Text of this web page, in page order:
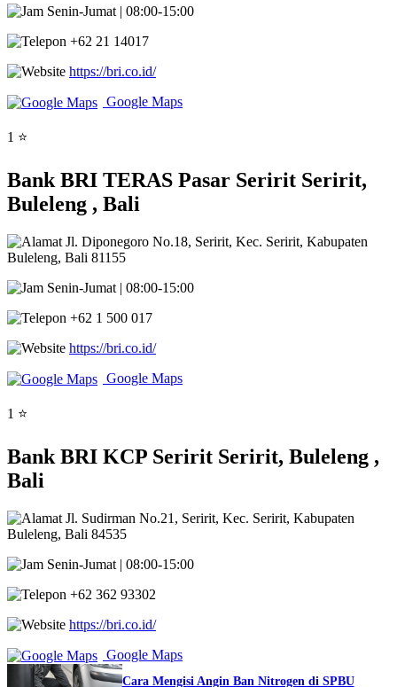
Senin-Jumat | 08:00-15:00
+62 21 14017
https://bri.co.id/
Google Maps
1 ⭐
Bank BRI TERAS Pasar Seririt Seririt,
Buleleng , Bali
Jl. Diponegoro No.18, Seririt, Kec. Seririt, Kabupaten
Buleleng, Bali 81155
Senin-Jumat | 08:00-15:00
+62 1 500 017
https://bri.co.id/
Google Maps
1 ⭐
Bank BRI KCP Seririt Seririt, Buleleng ,
Bali
Jl. Sudirman No.21, Seririt, Kec. Seririt, Kabupaten
Buleleng, Bali 84535
Senin-Jumat | 08:00-15:00
+62 362 93302
https://bri.co.id/
Google Maps
Cara Mengisi Angin Ban Nitrogen di SPBU